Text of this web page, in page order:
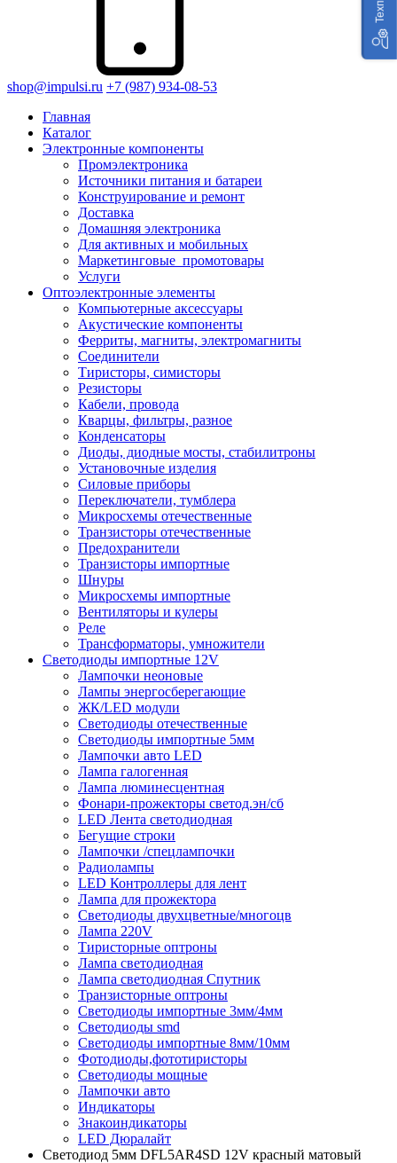
shop@impulsi.ru +7 (987) 934-08-53
Главная
Каталог
Электронные компоненты
Промэлектроника
Источники питания и батареи
Конструирование и ремонт
Доставка
Домашняя электроника
Для активных и мобильных
Маркетинговые_промотовары
Услуги
Оптоэлектронные элементы
Компьютерные аксессуары
Акустические компоненты
Ферриты, магниты, электромагниты
Соединители
Тиристоры, симисторы
Резисторы
Кабели, провода
Кварцы, фильтры, разное
Конденсаторы
Диоды, диодные мосты, стабилитроны
Установочные изделия
Силовые приборы
Переключатели, тумблера
Микросхемы отечественные
Транзисторы отечественные
Предохранители
Транзисторы импортные
Шнуры
Микросхемы импортные
Вентиляторы и кулеры
Реле
Трансформаторы, умножители
Светодиоды импортные 12V
Лампочки неоновые
Лампы энергосберегающие
ЖК/LED модули
Светодиоды отечественные
Светодиоды импортные 5мм
Лампочки авто LED
Лампа галогенная
Лампа люминесцентная
Фонари-прожекторы светод.эн/сб
LED Лента светодиодная
Бегущие строки
Лампочки /спецлампочки
Радиолампы
LED Контроллеры для лент
Лампа для прожектора
Светодиоды двухцветные/многоцв
Лампа 220V
Тиристорные оптроны
Лампа светодиодная
Лампа светодиодная Спутник
Транзисторные оптроны
Светодиоды импортные 3мм/4мм
Светодиоды smd
Светодиоды импортные 8мм/10мм
Фотодиоды,фототиристоры
Светодиоды мощные
Лампочки авто
Индикаторы
Знакоиндикаторы
LED Дюралайт
Светодиод 5мм DFL5AR4SD 12V красный матовый